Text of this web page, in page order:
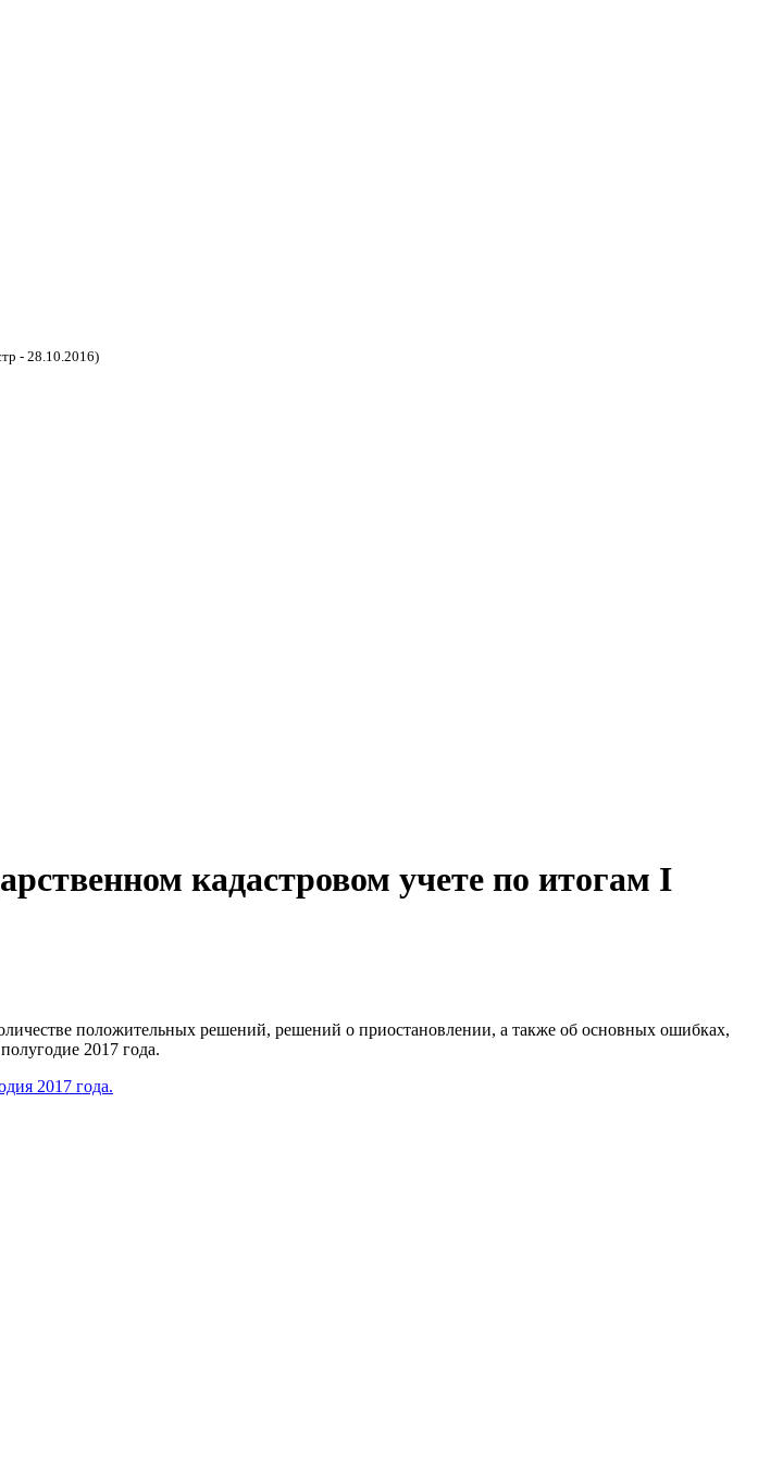
- 28.10.2016)
кадастровом учете по итогам I
положительных решений, решений о приостановлении, а также об основных ошибках,
2017 года.
2017 года.